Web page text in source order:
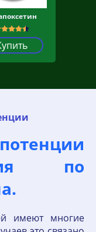
по
имеют многие